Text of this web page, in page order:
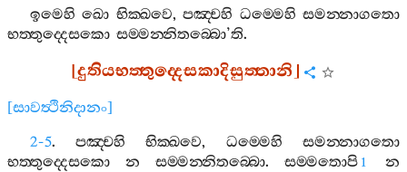
ඉමෙහි ඛො භික‍්ඛවෙ,පඤ‍්චහි ධම‍්මෙහි සමන‍්නාගතො
භත‍්තුද‍්දෙසකො සම‍්මන‍්නිතබ‍්බො’ති.
[දුතියභත‍්තුද‍්දෙසකාදිසුත‍්තානි ]
[සාවත්‍ථිනිදානං]
2-5. පඤ‍්චහි භික‍්ඛවෙ, ධම‍්මෙහි
සමන‍්නාගතො
භත‍්තුද‍්දෙසකො
න සම‍්මන‍්නිතබ‍්බො. සම‍්මතොපි 1
න